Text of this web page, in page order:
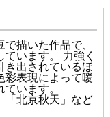
描いた作品で、
います。 力強く
き出されているほ
彩表現によって暖
います。
「北京秋天」など